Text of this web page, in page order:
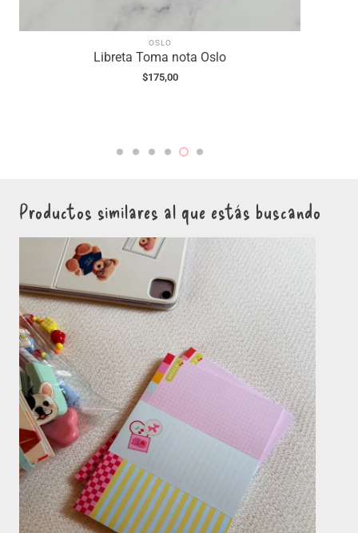
OSLO
Libreta Toma nota Oslo
$175,00
Productos similares al que estás buscando